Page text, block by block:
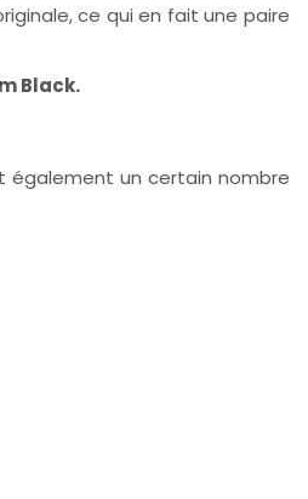
ce qui en fait une paire
Black.
également un certain nombre